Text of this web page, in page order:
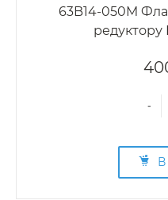
63B14-050M
редуктору
-
В